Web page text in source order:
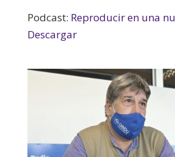
Podcast: Reproducir en una
Descargar